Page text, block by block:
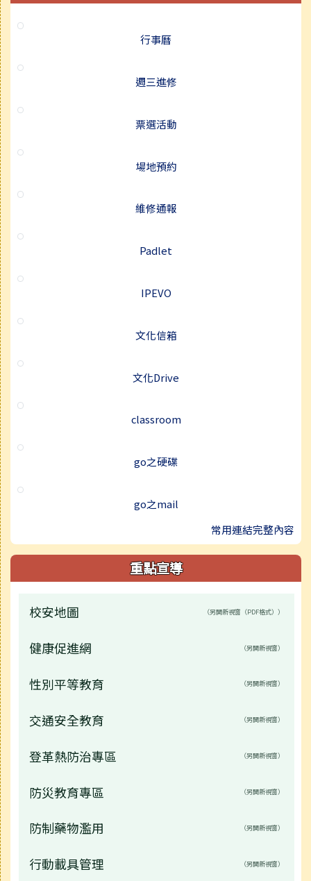
行事曆
週三進修
票選活動
場地預約
維修通報
Padlet
IPEVO
文化信箱
文化Drive
classroom
go之硬碟
go之mail
常用連結完整內容
重點宣導
校安地圖 （另開新視窗（PDF格式））
健康促進網 （另開新視窗）
性別平等教育 （另開新視窗）
交通安全教育 （另開新視窗）
登革熱防治專區 （另開新視窗）
防災教育專區 （另開新視窗）
防制藥物濫用 （另開新視窗）
行動載具管理 （另開新視窗）